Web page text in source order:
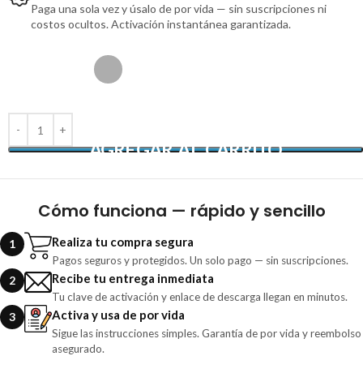
Paga una sola vez y úsalo de por vida — sin suscripciones ni
costos ocultos. Activación instantánea garantizada.
AGREGAR AL CARRITO
Cómo funciona — rápido y sencillo
1 Realiza tu compra segura
Pagos seguros y protegidos. Un solo pago — sin suscripciones.
2 Recibe tu entrega inmediata
Tu clave de activación y enlace de descarga llegan en minutos.
3 Activa y usa de por vida
Sigue las instrucciones simples. Garantía de por vida y reembolso
asegurado.